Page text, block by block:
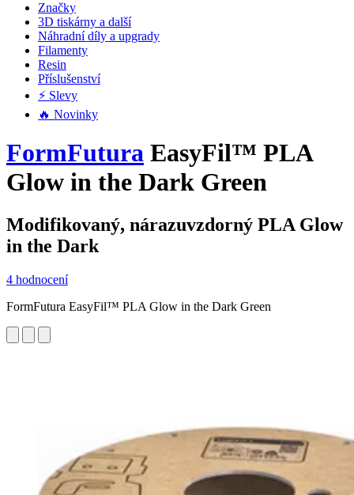
Značky
3D tiskárny a další
Náhradní díly a upgrady
Filamenty
Resin
Příslušenství
⚡ Slevy
🔥 Novinky
FormFutura EasyFil™ PLA
Glow in the Dark Green
Modifikovaný, nárazuvzdorný PLA Glow
in the Dark
4 hodnocení
FormFutura EasyFil™ PLA Glow in the Dark Green